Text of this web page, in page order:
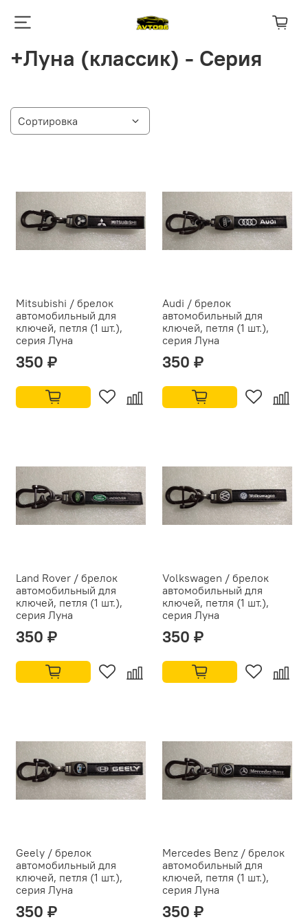
+Луна (классик) - Серия
Mitsubishi / брелок
автомобильный для
ключей, петля (1 шт.),
серия Луна
350 ₽
Audi / брелок
автомобильный для
ключей, петля (1 шт.),
серия Луна
350 ₽
Land Rover / брелок
автомобильный для
ключей, петля (1 шт.),
серия Луна
350 ₽
Volkswagen / брелок
автомобильный для
ключей, петля (1 шт.),
серия Луна
350 ₽
Geely / брелок
автомобильный для
ключей, петля (1 шт.),
серия Луна
350 ₽
Mercedes Benz / брелок
автомобильный для
ключей, петля (1 шт.),
серия Луна
350 ₽